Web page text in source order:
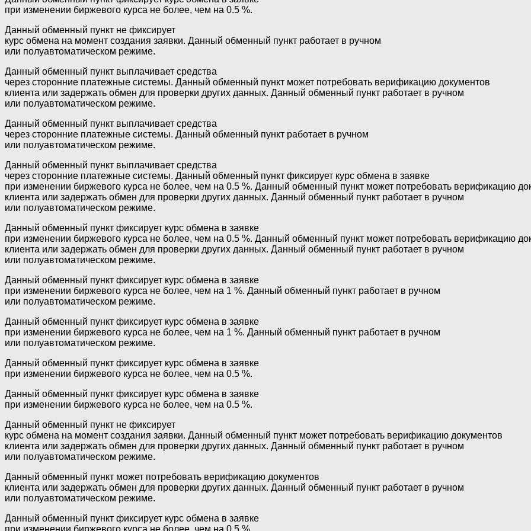
при изменении биржевого курса не более, чем на 0.5 %.
Данный обменный пункт не фиксирует
курс обмена на момент создания заявки. Данный обменный пункт работает в ручном
или полуавтоматическом режиме.
Данный обменный пункт выплачивает средства
через сторонние платежные системы. Данный обменный пункт может потребовать верификацию документов
клиента или задержать обмен для проверки других данных. Данный обменный пункт работает в ручном
или полуавтоматическом режиме.
Данный обменный пункт выплачивает средства
через сторонние платежные системы. Данный обменный пункт работает в ручном
или полуавтоматическом режиме.
Данный обменный пункт выплачивает средства
через сторонние платежные системы. Данный обменный пункт фиксирует курс обмена в заявке
при изменении биржевого курса не более, чем на 0.5 %. Данный обменный пункт может потребовать верификацию
клиента или задержать обмен для проверки других данных. Данный обменный пункт работает в ручном
или полуавтоматическом режиме.
Данный обменный пункт фиксирует курс обмена в заявке
при изменении биржевого курса не более, чем на 0.5 %. Данный обменный пункт может потребовать верификацию
клиента или задержать обмен для проверки других данных. Данный обменный пункт работает в ручном
или полуавтоматическом режиме.
Данный обменный пункт фиксирует курс обмена в заявке
при изменении биржевого курса не более, чем на 1 %. Данный обменный пункт работает в ручном
или полуавтоматическом режиме.
Данный обменный пункт фиксирует курс обмена в заявке
при изменении биржевого курса не более, чем на 1 %. Данный обменный пункт работает в ручном
или полуавтоматическом режиме.
Данный обменный пункт фиксирует курс обмена в заявке
при изменении биржевого курса не более, чем на 0.5 %.
Данный обменный пункт фиксирует курс обмена в заявке
при изменении биржевого курса не более, чем на 0.5 %.
Данный обменный пункт не фиксирует
курс обмена на момент создания заявки. Данный обменный пункт может потребовать верификацию документов
клиента или задержать обмен для проверки других данных. Данный обменный пункт работает в ручном
или полуавтоматическом режиме.
Данный обменный пункт может потребовать верификацию документов
клиента или задержать обмен для проверки других данных. Данный обменный пункт работает в ручном
или полуавтоматическом режиме.
Данный обменный пункт фиксирует курс обмена в заявке
при изменении биржевого курса не более, чем на 0.5 %.